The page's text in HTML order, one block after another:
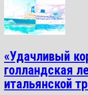
«Удачливый
голландская
итальянской